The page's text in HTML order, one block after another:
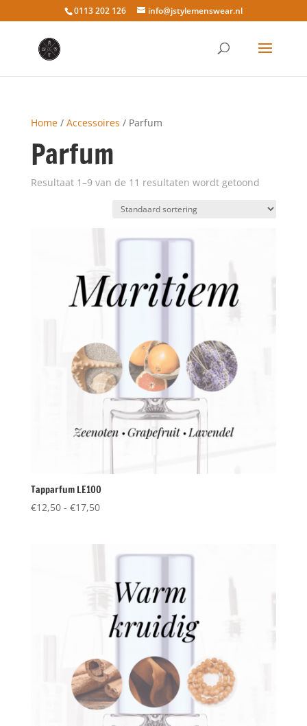
0113 202 126 info@jstylemenswear.nl
Home/ Accessoires / Parfum
Parfum
Resultaat 1–9 van de 11 resultaten wordt getoond
Tapparfum LE100
€12,50 - €17,50Prijsklasse:
€17,50